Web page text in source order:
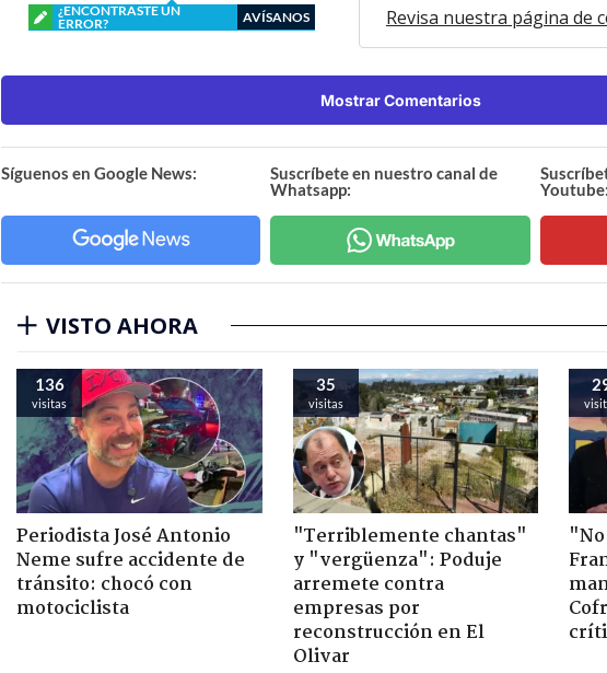
¿ENCONTRASTE UN
ERROR?
AVÍSANOS Revisa nuestra página de
Mostrar Comentarios
Síguenos en Google News:
Suscríbete en nuestro canal de
Whatsapp:
Youtube:
VISTO AHORA
136
visitas
Periodista José Antonio
Neme sufre accidente de
tránsito: chocó con
motociclista
35
visitas
"Terriblemente chantas"
y "vergüenza": Poduje
arremete contra
empresas por
reconstrucción en El
Olivar